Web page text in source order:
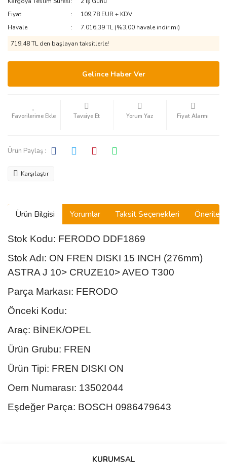
Fiyat
109,78 EUR + KDV
Havale
7.016,39 TL (%3,00 havale indirimi)
719,48 TL den başlayan taksitlerle!
Gelince Haber Ver
Tavsiye Et Yorum Yaz Fiyat Alarmı
Ürün Paylaş :
Karşılaştır
Ürün Bilgisi Yorumlar Taksit Seçenekleri
Stok Kodu: FERODO DDF1869
Stok Adı: ON FREN DISKI 15 INCH (276mm)
ASTRA J 10> CRUZE10> AVEO T300
Parça Markası: FERODO
Önceki Kodu:
Araç: BİNEK/OPEL
Ürün Grubu: FREN
Ürün Tipi: FREN DISKI ON
Oem Numarası: 13502044
Eşdeğer Parça: BOSCH 0986479643
Bu ürüne ilk yorumu siz yapın!
KURUMSAL